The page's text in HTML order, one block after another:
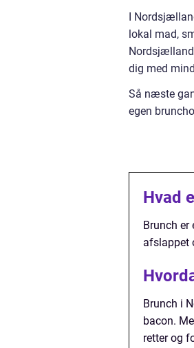
I
lokal mad,
dig med
Så næste
egen
Hvad
Brunch
afslappet
Brunch i
bacon.
retter og